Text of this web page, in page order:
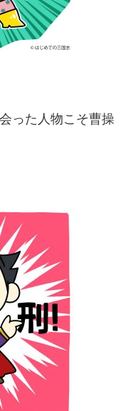
った人物こそ曹操